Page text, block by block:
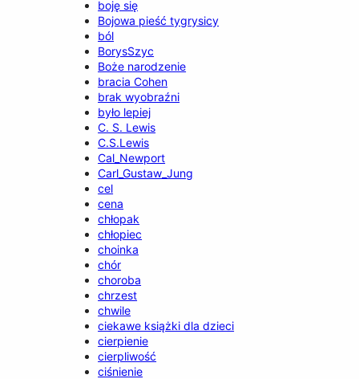
boję się
Bojowa pieść tygrysicy
ból
BorysSzyc
Boże narodzenie
bracia Cohen
brak wyobraźni
było lepiej
C. S. Lewis
C.S.Lewis
Cal_Newport
Carl_Gustaw_Jung
cel
cena
chłopak
chłopiec
choinka
chór
choroba
chrzest
chwile
ciekawe książki dla dzieci
cierpienie
cierpliwość
ciśnienie